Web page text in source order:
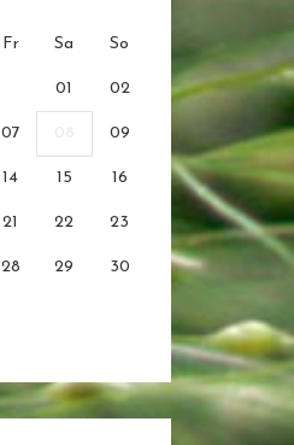
Fr Sa So
01 02
07 08 09
14 15 16
21 22 23
28 29 30